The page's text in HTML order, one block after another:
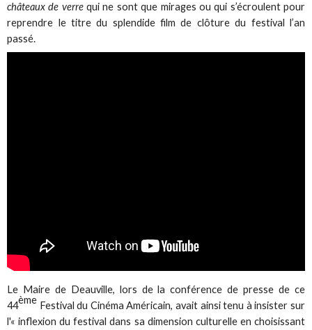
châteaux de verrequi ne sont que mirages ou qui s’écroulent pour
reprendre le titre du splendide film de clôture du festival l’an
passé.
Le Maire de Deauville, lors de la conférence de presse de ce
44ème Festival du Cinéma Américain, avait ainsi tenu à insister sur
l'« inflexion du festival dans sa dimension culturelle en choisissant